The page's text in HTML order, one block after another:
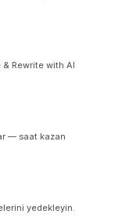
& Rewrite with AI
— saat kazan
yedekleyin.